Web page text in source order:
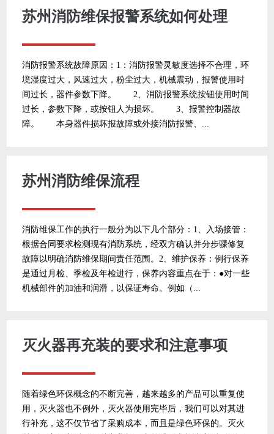
苏州消防维保报警系统如何处理
消防报警系统故障原因：1：消防报警灵敏度选择不合理，环
境湿度过大，风速过大，粉尘过大，机械震动，报警使用时
间过长，器件参数下降。 2、消防报警系统按钮使用时间
过长，参数下降，或按钮人为损坏。 3、报警控制器故
障。 本身器件损坏报故障或外接消防报警、...
苏州消防维保流程
消防维保工作的执行一般分为以下几个部分：1、入场接管：
根据合同要求检测现有消防系统，经双方确认并分步骤修复
故障以明确消防维保期间责任范围。2、维护保养：例行保养
是通过月检、季检及年检进行，保养内容重点在于：●对一些
机械部件的加油和润滑，以保证寿命。例如（...
灭火器再充装的要求和注意事项
随着绿色环保概念的不断完善，越来越多的产品可以重复使
用，灭火器也不例外，灭火器使用完毕后，我们可以对其进
行补充，这不仅节省了采购成本，而且是绿色环保的。灭火